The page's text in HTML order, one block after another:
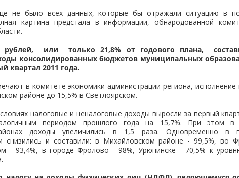
не было всех данных, которые бы отражали ситуацию в
картина предстала в информации, обнародованной
рублей, или только 21,8% от годового плана,
консолидированных бюджетов муниципальных
квартал 2011 года.
в комитете экономики администрации региона,
районе до 15,5% в Светлоярском.
налоговые и неналоговые доходы выросли за первый
периодом прошлого года на 15,7%. При этом в
доходы увеличились в 1,5 раза. Одновременно в
снизились и составили: в Михайловском районе - 99,5%, во
- 93,4%, в городе Фролово - 98%, Урюпинске - 70,5% к